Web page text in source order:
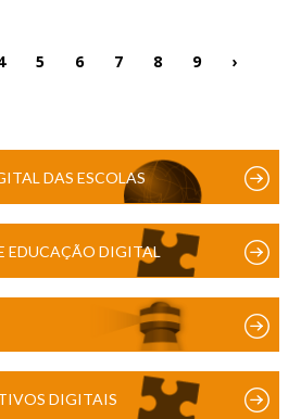
5 6 7 8 9 ›
DAS ESCOLAS
EDUCAÇÃO DIGITAL
DIGITAIS